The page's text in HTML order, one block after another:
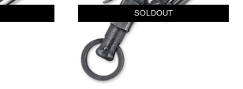
SOLDOUT